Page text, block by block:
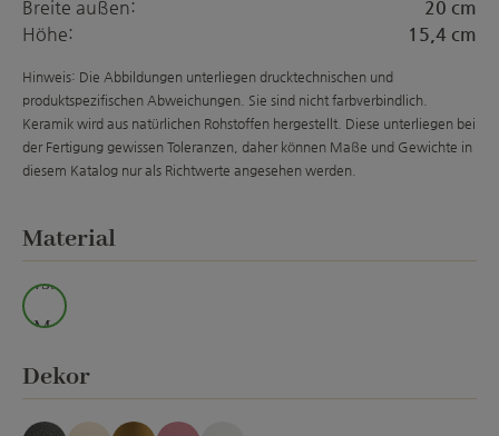
Breite außen:
20 cm
Höhe:
15,4 cm
Hinweis: Die Abbildungen unterliegen drucktechnischen und
produktspezifischen Abweichungen. Sie sind nicht farbverbindlich.
Keramik wird aus natürlichen Rohstoffen hergestellt. Diese unterliegen bei
der Fertigung gewissen Toleranzen, daher können Maße und Gewichte in
diesem Katalog nur als Richtwerte angesehen werden.
Materialauswählen
wss.
M.
Dekorauswählen